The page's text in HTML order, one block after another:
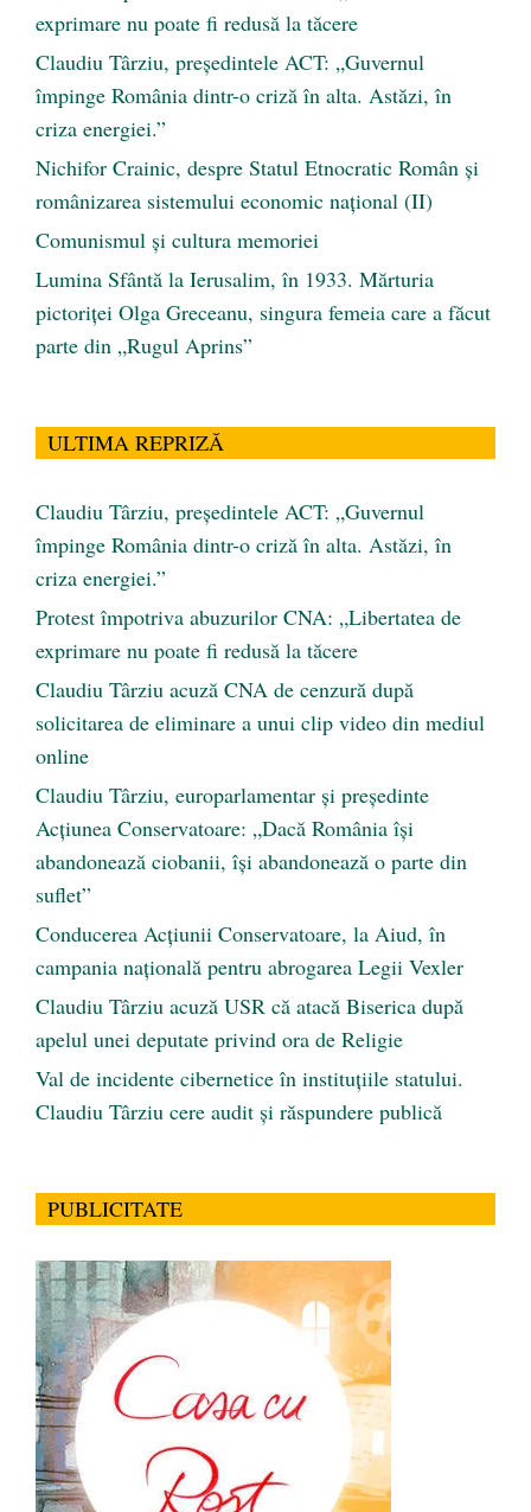
exprimare nu poate fi redusă la tăcere
Claudiu Târziu, președintele ACT: „Guvernul
împinge România dintr-o criză în alta. Astăzi, în
criza energiei.”
Nichifor Crainic, despre Statul Etnocratic Român şi
românizarea sistemului economic naţional (II)
Comunismul şi cultura memoriei
Lumina Sfântă la Ierusalim, în 1933. Mărturia
pictoriței Olga Greceanu, singura femeia care a făcut
parte din „Rugul Aprins”
ULTIMA REPRIZĂ
Claudiu Târziu, președintele ACT: „Guvernul
împinge România dintr-o criză în alta. Astăzi, în
criza energiei.”
Protest împotriva abuzurilor CNA: „Libertatea de
exprimare nu poate fi redusă la tăcere
Claudiu Târziu acuză CNA de cenzură după
solicitarea de eliminare a unui clip video din mediul
online
Claudiu Târziu, europarlamentar și președinte
Acțiunea Conservatoare: „Dacă România își
abandonează ciobanii, își abandonează o parte din
suflet”
Conducerea Acțiunii Conservatoare, la Aiud, în
campania națională pentru abrogarea Legii Vexler
Claudiu Târziu acuză USR că atacă Biserica după
apelul unei deputate privind ora de Religie
Val de incidente cibernetice în instituțiile statului.
Claudiu Târziu cere audit și răspundere publică
PUBLICITATE